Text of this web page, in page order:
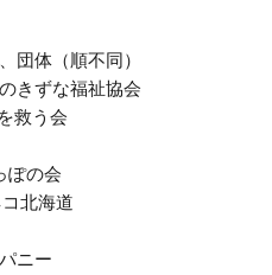
団体（順不同）
きずな福祉協会
救う会
ぽの会
北海道
ニー